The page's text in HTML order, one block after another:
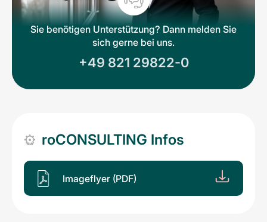
Sie benötigen Unterstützung? Dann melden Sie
sich gerne bei uns.
+49 821 29822-0
roCONSULTING Infos
Imageflyer (PDF)